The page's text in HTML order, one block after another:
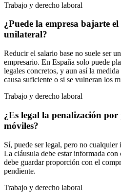
Trabajo y derecho laboral
¿Puede la empresa bajarte
unilateral?
Reducir el salario base no suele ser
empresario. En España solo puede
legales concretos, y aun así la
causa suficiente o si se vulneran los
Trabajo y derecho laboral
¿Es legal la penalización por
móviles?
Sí, puede ser legal, pero no
La cláusula debe estar informada
debe guardar proporción con el
pendiente.
Trabajo y derecho laboral